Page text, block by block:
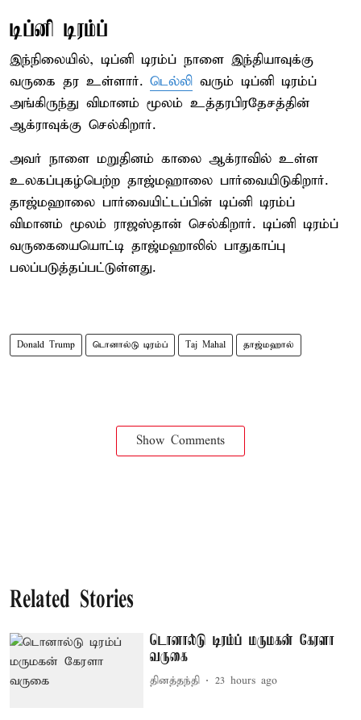
டிப்னி டிரம்ப்
இந்நிலையில், டிப்னி டிரம்ப் நாளை இந்தியாவுக்கு
வருகை தர உள்ளார். டெல்லி வரும் டிப்னி டிரம்ப்
அங்கிருந்து விமானம் மூலம் உத்தரபிரதேசத்தின்
ஆக்ராவுக்கு செல்கிறார்.
அவர் நாளை மறுதினம் காலை ஆக்ராவில் உள்ள
உலகப்புகழ்பெற்ற தாஜ்மஹாலை பார்வையிடுகிறார்.
தாஜ்மஹாலை பார்வையிட்டப்பின் டிப்னி டிரம்ப்
விமானம் மூலம் ராஜஸ்தான் செல்கிறார். டிப்னி டிரம்ப்
வருகையையொட்டி தாஜ்மஹாலில் பாதுகாப்பு
பலப்படுத்தப்பட்டுள்ளது.
Donald Trump டொனால்டு டிரம்ப் Taj Mahal தாஜ்மஹால்
Show Comments
Related Stories
டொனால்டு டிரம்ப் மருமகன் கேரளா
வருகை
தினத்தந்தி 23 hours ago